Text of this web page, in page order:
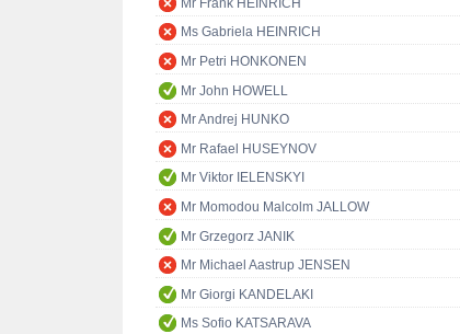
Mr Frank HEINRICH
Ms Gabriela HEINRICH
Mr Petri HONKONEN
Mr John HOWELL
Mr Andrej HUNKO
Mr Rafael HUSEYNOV
Mr Viktor IELENSKYI
Mr Momodou Malcolm JALLOW
Mr Grzegorz JANIK
Mr Michael Aastrup JENSEN
Mr Giorgi KANDELAKI
Ms Sofio KATSARAVA